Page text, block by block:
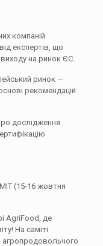
компаній
експертів, що
на ринок ЄС.
ринок —
рекомендацій
дослідження
(15-16 жовтня
AgriFood, де
На саміті
агропродовольчого